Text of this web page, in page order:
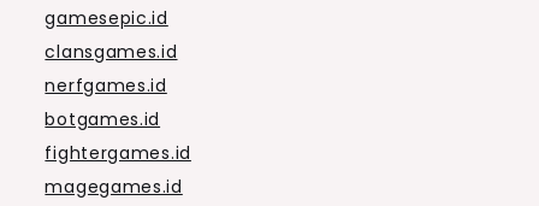
gamesepic.id
clansgames.id
nerfgames.id
botgames.id
fightergames.id
magegames.id